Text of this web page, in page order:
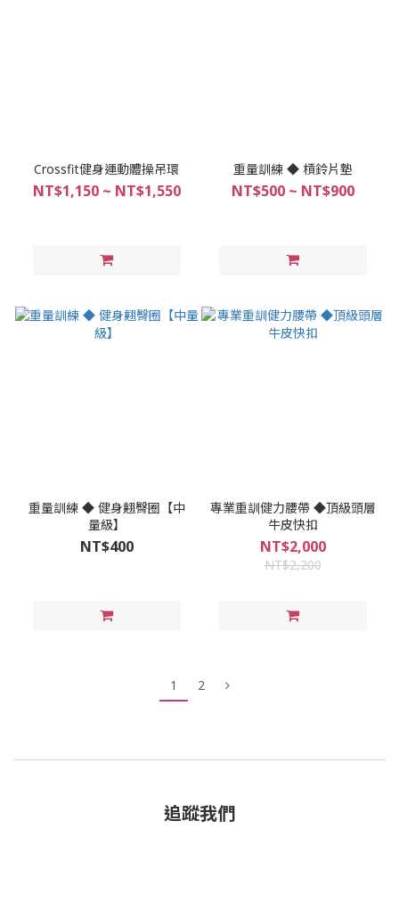
Crossfit健身運動體操吊環
NT$1,150 ~ NT$1,550
重量訓練 ◆ 槓鈴片墊
NT$500 ~ NT$900
重量訓練 ◆ 健身翹臀圈【中
量級】
NT$400
專業重訓健力腰帶 ◆頂級頭層
牛皮快扣
NT$2,000
NT$2,200
1 2
追蹤我們